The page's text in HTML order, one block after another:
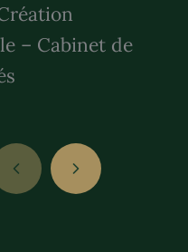
– Cabinet de
PreviousNext